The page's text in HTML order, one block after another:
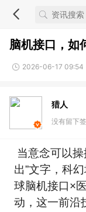
脑机接口，如
2026-06-17 09:54
猎人
没有留下
当意念可以
出”文字，科
球脑机接口×
动，这一前沿